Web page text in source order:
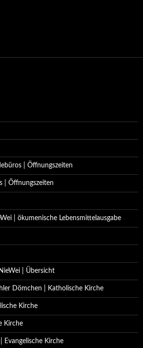
| Öffnungszeiten
| Öffnungszeiten
| ökumenische Lebensmittelausgabe
| Übersicht
Dömchen | Katholische Kirche
Kirche
Kirche
Evangelische Kirche